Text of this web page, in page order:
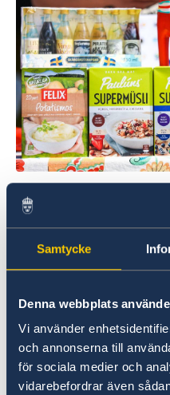
Samtycke
Denna webbplats
Vi använder
och annonserna till
för sociala medier och
vidarebefordrar även